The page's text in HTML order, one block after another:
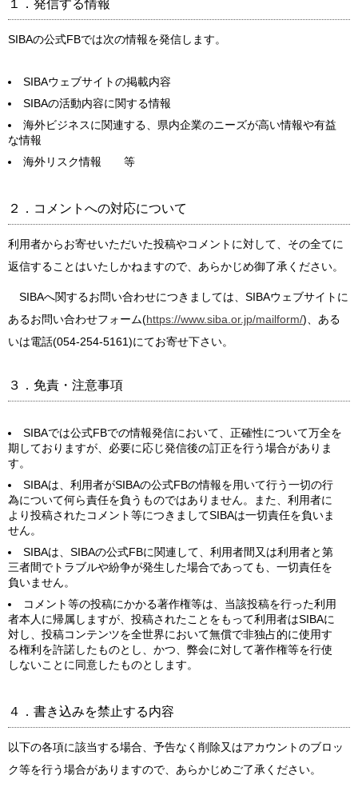
１．発信する情報
SIBAの公式FBでは次の情報を発信します。
SIBAウェブサイトの掲載内容
SIBAの活動内容に関する情報
海外ビジネスに関連する、県内企業のニーズが高い情報や有益
な情報
海外リスク情報 等
２．コメントへの対応について
利用者からお寄せいただいた投稿やコメントに対して、その全てに
返信することはいたしかねますので、あらかじめ御了承ください。
SIBAへ関するお問い合わせにつきましては、SIBAウェブサイトに
あるお問い合わせフォーム(https://www.siba.or.jp/mailform/)、ある
いは電話(054-254-5161)にてお寄せ下さい。
３．免責・注意事項
SIBAでは公式FBでの情報発信において、正確性について万全を
期しておりますが、必要に応じ発信後の訂正を行う場合がありま
す。
SIBAは、利用者がSIBAの公式FBの情報を用いて行う一切の行
為について何ら責任を負うものではありません。また、利用者に
より投稿されたコメント等につきましてSIBAは一切責任を負いま
せん。
SIBAは、SIBAの公式FBに関連して、利用者間又は利用者と第
三者間でトラブルや紛争が発生した場合であっても、一切責任を
負いません。
コメント等の投稿にかかる著作権等は、当該投稿を行った利用
者本人に帰属しますが、投稿されたことをもって利用者はSIBAに
対し、投稿コンテンツを全世界において無償で非独占的に使用す
る権利を許諾したものとし、かつ、弊会に対して著作権等を行使
しないことに同意したものとします。
４．書き込みを禁止する内容
以下の各項に該当する場合、予告なく削除又はアカウントのブロッ
ク等を行う場合がありますので、あらかじめご了承ください。